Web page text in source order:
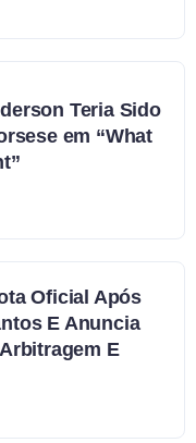
Teria Sido
em “What
Oficial Após
E Anuncia
E